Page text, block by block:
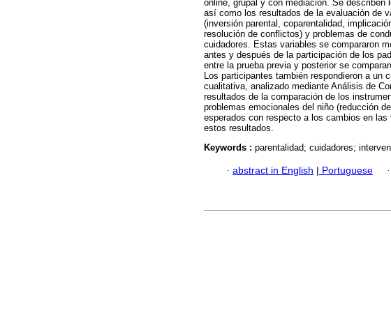
online, grupal y con mediación. Se
así como los resultados de la evaluación de
(inversión parental, coparentalidad,
resolución de conflictos) y problemas de
cuidadores. Estas variables se compararon
antes y después de la participación de los
entre la prueba previa y posterior se
Los participantes también respondieron a un
cualitativa, analizado mediante Análisis de
resultados de la comparación de los
problemas emocionales del niño (reducción
esperados con respecto a los cambios en
estos resultados.
Keywords : parentalidad; cuidadores;
· abstract in English | Portuguese ·